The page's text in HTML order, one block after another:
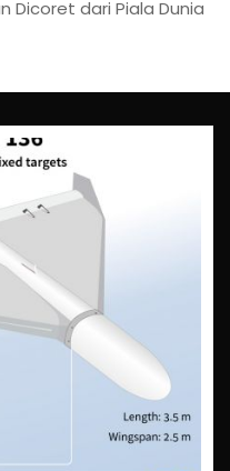
Dicoret dari Piala Dunia